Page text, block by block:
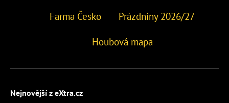
Farma Česko Prázdniny 2026/27
Houbová mapa
Nejnovější z eXtra.cz